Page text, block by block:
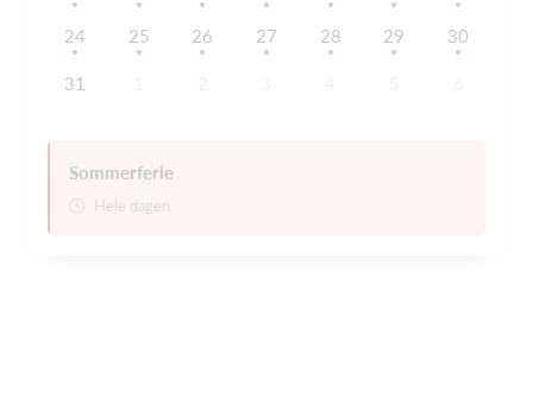
24 25 26 27 28 29 30
31
Sommerferie
Hele dagen